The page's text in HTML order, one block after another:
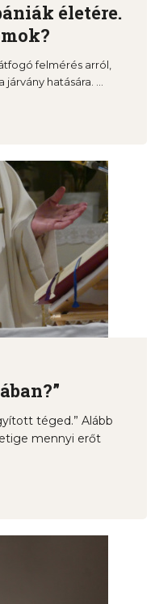
életére.
felmérés arról,
hatására. ...
téged.” Alább
mennyi erőt